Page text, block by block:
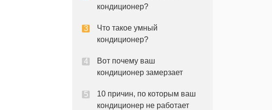
помощи и могут быть решены
самостоятельн
кондиционер?
Что такое умный
кондиционер?
Вот почему ваш
кондиционер замерзает
10 причин, по которым ваш
кондиционер не работает